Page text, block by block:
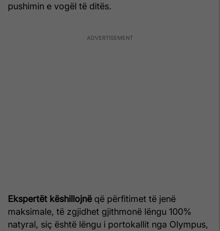
pushimin e vogël të ditës.
Ekspertët këshillojnë që përfitimet të jenë
maksimale, të zgjidhet gjithmonë lëngu 100%
natyral, siç është lëngu i portokallit nga Olympus,